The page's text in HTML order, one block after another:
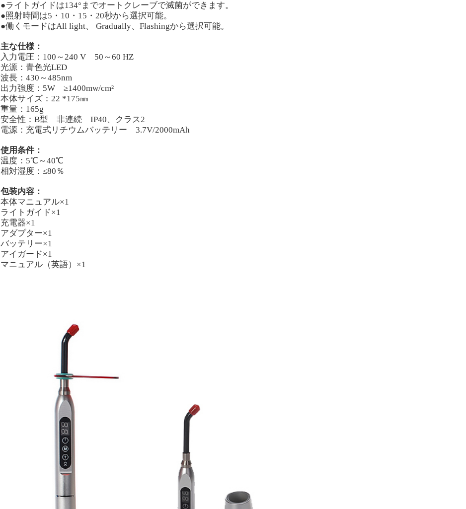
●ライトガイドは134°までオートクレーブで滅菌ができます。
●照射時間は5・10・15・20秒から選択可能。
●働くモードはAll light、 Gradually、Flashingから選択可能。
主な仕様：
入力電圧：100～240 V
50～60 HZ
光源：青色光LED
波長：430～485nm
出力強度：5W ≥1400mw/cm²
本体サイズ：22 *175㎜
重量：165g
安全性：B型 非連続 IP40、クラス2
電源：充電式リチウムバッテリー 3.7V/2000mAh
使用条件：
温度：5℃～40℃
相対湿度：≤80％
包装内容：
本体マニュアル×1
ライトガイド×1
充電器×1
アダプター×1
バッテリー×1
アイガード×1
マニュアル（英語）×1